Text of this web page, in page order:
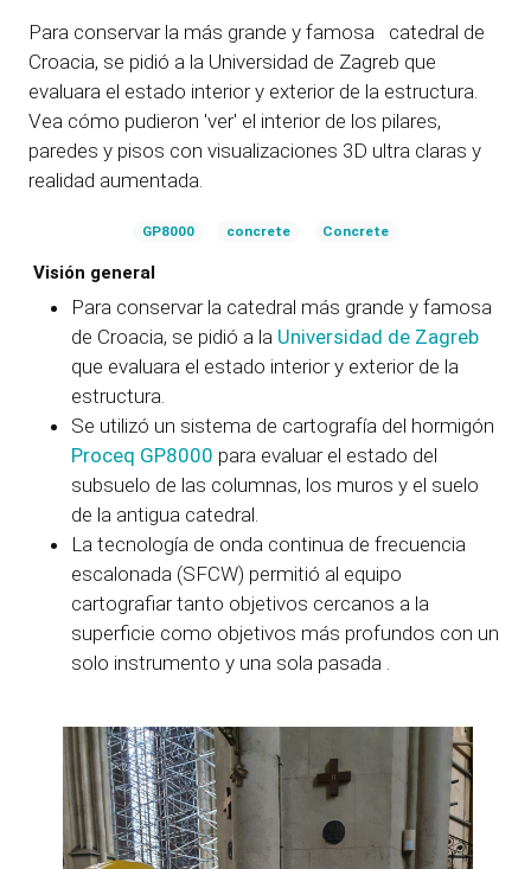
Para conservar la más grande y famosa catedral de
Croacia, se pidió a la Universidad de Zagreb que
evaluara el estado interior y exterior de la estructura.
Vea cómo pudieron 'ver' el interior de los pilares,
paredes y pisos con visualizaciones 3D ultra claras y
realidad aumentada.
GP8000 concrete Concrete
Visión general
Para conservar la catedral más grande y famosa
de Croacia, se pidió a la Universidad de Zagreb
que evaluara el estado interior y exterior de la
estructura.
Se utilizó un sistema de cartografía del hormigón
Proceq GP8000 para evaluar el estado del
subsuelo de las columnas, los muros y el suelo
de la antigua catedral.
La tecnología de onda continua de frecuencia
escalonada (SFCW) permitió al equipo
cartografiar tanto objetivos cercanos a la
superficie como objetivos más profundos con un
solo instrumento y una sola pasada .